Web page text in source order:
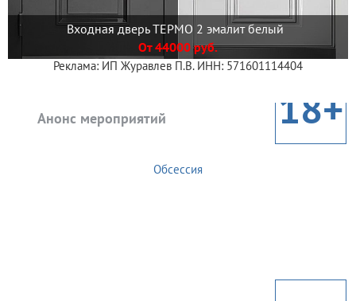
Входная дверь ТЕРМО 2 эмалит белый
От 44000 руб.
Реклама: ИП Журавлев П.В. ИНН: 571601114404
Анонс мероприятий 18+
Обсессия